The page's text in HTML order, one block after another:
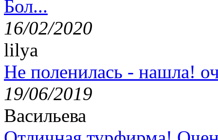
Бол...
16/02/2020
lilya
Не поленилась - нашла!
19/06/2019
Васильева